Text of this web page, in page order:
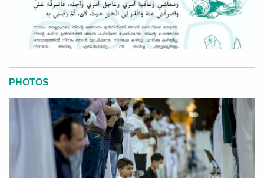
PHOTOS